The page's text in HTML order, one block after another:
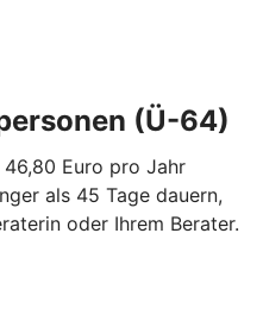
(Ü-64)
Euro pro Jahr
als 45 Tage dauern,
oder Ihrem Berater.